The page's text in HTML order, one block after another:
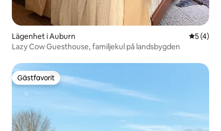
Lägenhet i Auburn 5 av 5 i
5 (4)
Lazy Cow Guesthouse, familjekul på landsbygden
Gästfavorit
Gästfavorit